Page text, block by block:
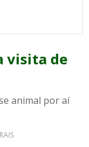
visita de
animal por aí